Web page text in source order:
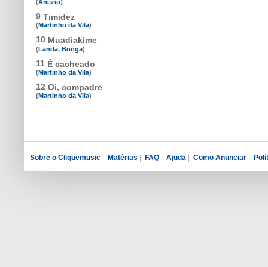
(Anezio)
9 Timidez
(Martinho da Vila)
10 Muadiakime
(Landa, Bonga)
11 Ê cacheado
(Martinho da Vila)
12 Oi, compadre
(Martinho da Vila)
Sobre o Cliquemusic Matérias FAQ Ajuda Como Anunciar